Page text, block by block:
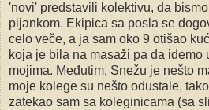
'novi' predstavili kolektivu, da
pijankom. Ekipica sa posla se
celo veče, a ja sam oko 9 otišao
koja je bila na masaži pa da idemo
mojima. Međutim, Snežu je nešto
moje kolege su nešto odustale,
zatekao sam sa koleginicama (sa